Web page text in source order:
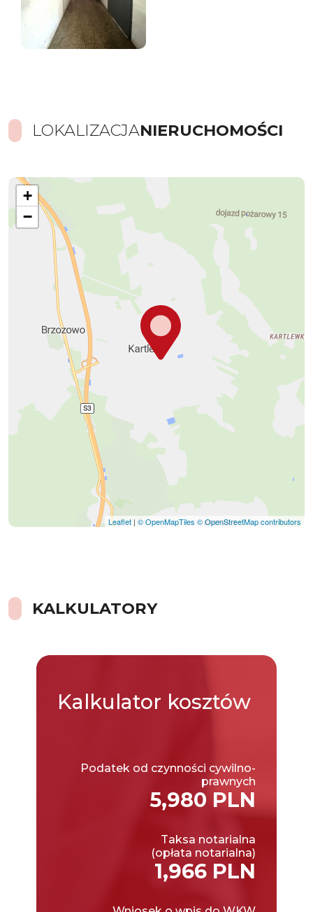
LOKALIZACJANIERUCHOMOŚCI
+
−
Leaflet | © OpenMapTiles © OpenStreetMap contributors
KALKULATORY
Kalkulator kosztów
Podatek od czynności cywilno-
prawnych
5,980 PLN
Taksa notarialna
(opłata notarialna)
1,966 PLN